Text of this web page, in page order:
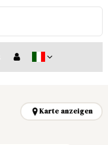
Karte anzeigen